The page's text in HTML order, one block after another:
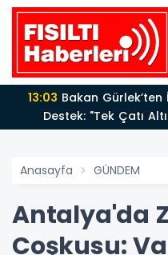
13:03
Destek: "Tek Çatı
Anasayfa GÜNDEM
Antalya'da
Coşkusu: